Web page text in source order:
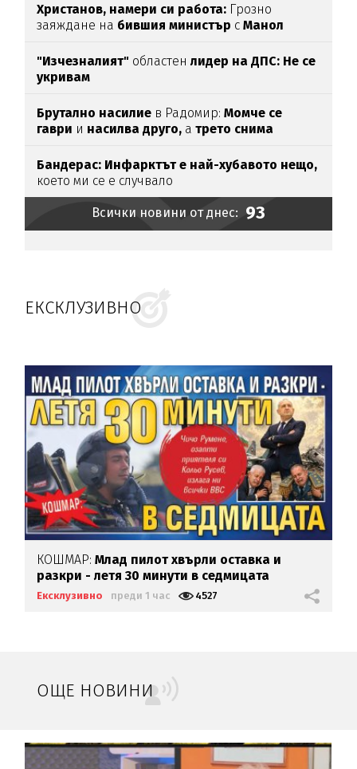
Христанов, намери си работа: Грозно
заяждане на бившия министър сМанол
"Изчезналият" областен лидер на ДПС: Не се
укривам
Брутално насилие в Радомир:Момче се
гаври и насилва друго, атрето снима
Бандерас: Инфарктът е най-хубавото нещо,
което ми се е случвало
Всички новини от днес: 93
ЕКСКЛУЗИВНО
КОШМАР:Млад пилот хвърли оставка и
разкри - летя 30 минути в седмицата
Ексклузивно преди 1 час 4527
ОЩЕ НОВИНИ